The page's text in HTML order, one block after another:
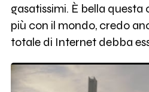
gasatissimi. È bella questa
più con il mondo, credo
totale di Internet debba